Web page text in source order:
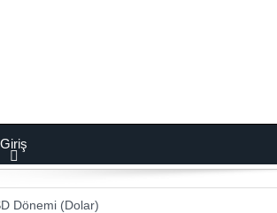
Giriş
Dönemi (Dolar)